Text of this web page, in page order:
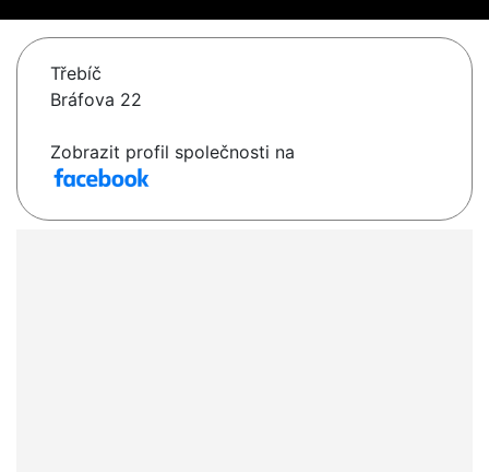
Třebíč
Bráfova 22
Zobrazit profil společnosti na